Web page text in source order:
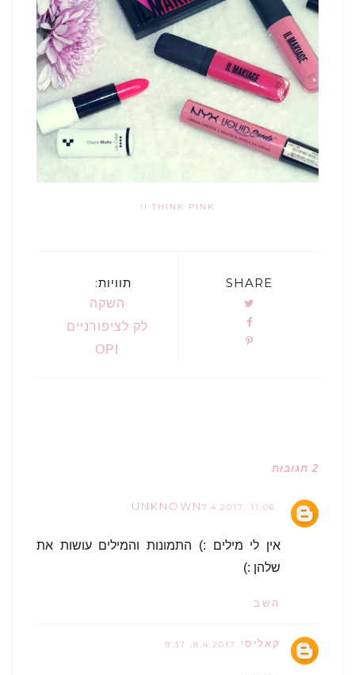
I THINK PINK!
תוויות:
השקה
לק לציפורניים
OPI
SHARE
2 תגובות
UNKNOWN 7.4.2017, 11:06
אין לי מילים :) התמונות והמילים עושות את
שלהן :)
השב
קאליסי 8.4.2017, 9:37